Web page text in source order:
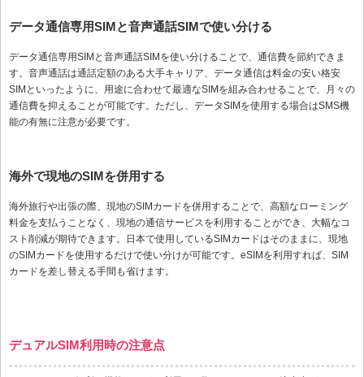
データ通信専用SIMと音声通話SIMで使い分ける
データ通信専用SIMと音声通話SIMを使い分けることで、通信費を節約できま
す。音声通話は通話定額のある大手キャリア、データ通信は料金の安い格安
SIMといったように、用途に合わせて最適なSIMを組み合わせることで、月々の
通信費を抑えることが可能です。ただし、データSIMを使用する場合はSMS機
能の有無に注意が必要です。
海外で現地のSIMを併用する
海外旅行や出張の際、現地のSIMカードを併用することで、高額なローミング
料金を支払うことなく、現地の通信サービスを利用することができ、大幅なコ
スト削減が期待できます。日本で使用しているSIMカードはそのままに、現地
のSIMカードを使用するだけで使い分けが可能です。eSIMを利用すれば、SIM
カードを差し替える手間も省けます。
デュアルSIM利用時の注意点